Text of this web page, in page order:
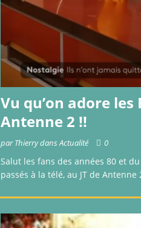
Vu qu’on adore les
Antenne 2 !!
par Thierry dans Actualité 0
Salut les fans des années 80 et
passés à la télé, au JT de